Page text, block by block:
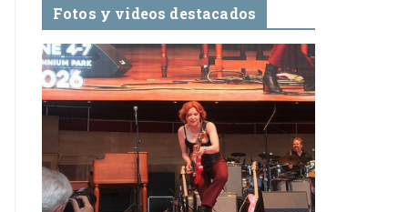
Fotos y videos destacados